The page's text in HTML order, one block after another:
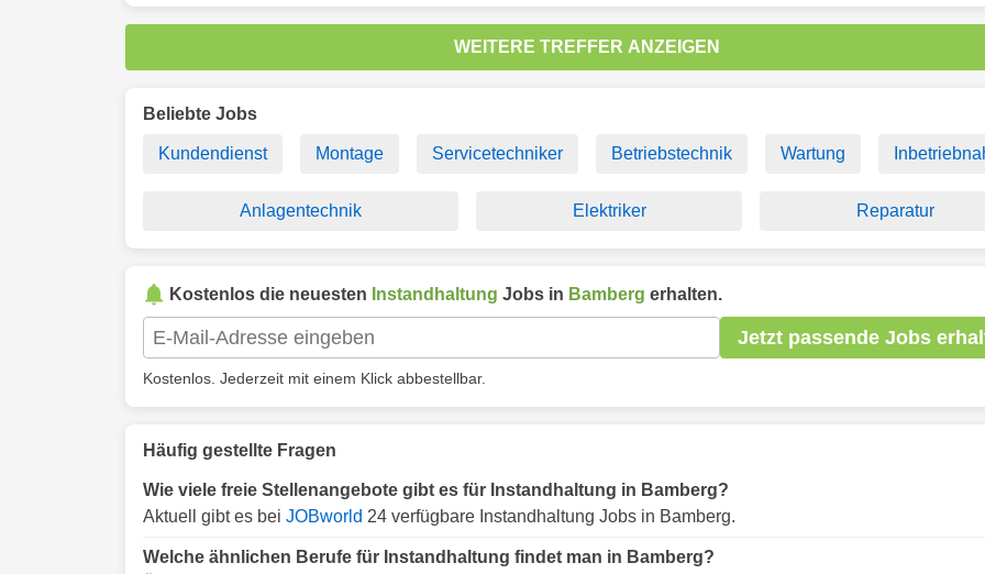
WEITERE TREFFER ANZEIGEN
Beliebte Jobs
Kundendienst Montage Servicetechniker Betriebstechnik Wartung
Anlagentechnik Elektriker Reparatur
Kostenlos die neuesten Instandhaltung Jobs in Bamberg erhalten.
Jetzt passende Jobs
Kostenlos. Jederzeit mit einem Klick abbestellbar.
Häufig gestellte Fragen
Wie viele freie Stellenangebote gibt es für Instandhaltung in Bamberg?
Aktuell gibt es bei JOBworld 24 verfügbare Instandhaltung Jobs in Bamberg.
Welche ähnlichen Berufe für Instandhaltung findet man in Bamberg?